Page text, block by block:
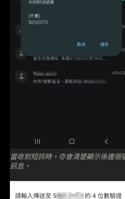
當收到短訊時，亦會清楚顯示係邊
訊息。